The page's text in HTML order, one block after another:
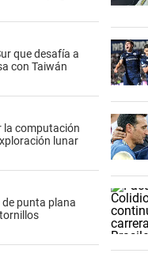
que desafía a
con Taiwán
la computación
lunar
punta plana